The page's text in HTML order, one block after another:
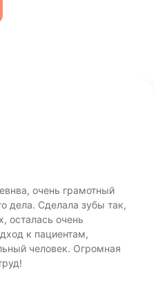
очень грамотный
дела. Сделала зубы так,
осталась очень
к пациентам,
человек. Огромная